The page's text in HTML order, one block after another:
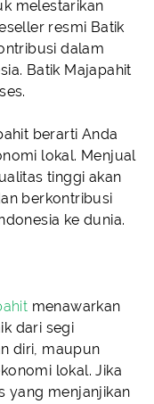
melestarikan
resmi Batik
dalam
Batik Majapahit
berarti Anda
lokal. Menjual
tinggi akan
berkontribusi
ke dunia.
menawarkan
dari segi
diri, maupun
lokal. Jika
yang menjanjikan